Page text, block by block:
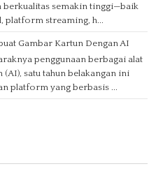
semakin tinggi—baik
platform streaming, h...
Gambar Kartun Dengan AI
penggunaan berbagai alat
(AI), satu tahun belakangan ini
platform yang berbasis ...